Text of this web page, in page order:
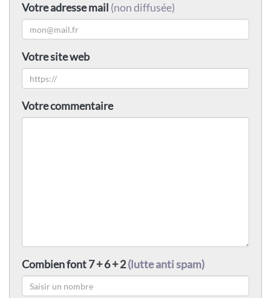
Votre adresse mail (non diffusée)
Votre site web
Votre commentaire
Combien font 7 + 6 + 2(lutte anti spam)